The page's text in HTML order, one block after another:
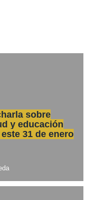
sobre
y educación
31 de enero